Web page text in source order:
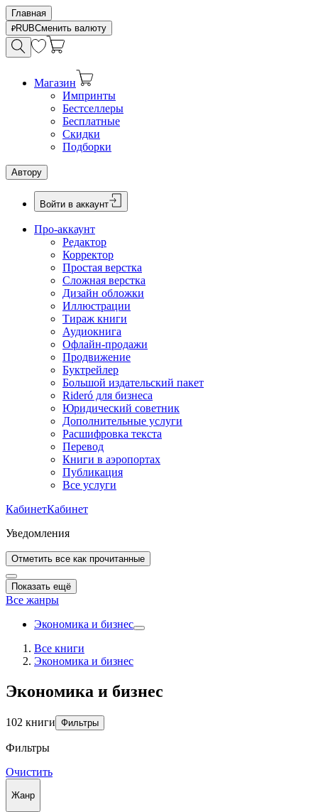
Главная
RUBСменить валюту
Магазин
Импринты
Бестселлеры
Бесплатные
Скидки
Подборки
Автору
Войти в аккаунт
Про-аккаунт
Редактор
Корректор
Простая верстка
Сложная верстка
Дизайн обложки
Иллюстрации
Тираж книги
Аудиокнига
Офлайн-продажи
Продвижение
Буктрейлер
Большой издательский пакет
Rideró для бизнеса
Юридический советник
Дополнительные услуги
Расшифровка текста
Перевод
Книги в аэропортах
Публикация
Все услуги
КабинетКабинет
Уведомления
Отметить все как прочитанные
Показать ещё
Все жанры
Экономика и бизнес
Все книги
Экономика и бизнес
Экономика и бизнес
102 книги Фильтры
Фильтры
Очистить
Жанр